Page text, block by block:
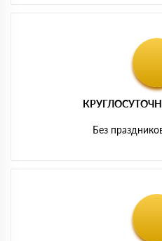
Без